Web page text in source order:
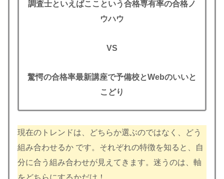
調査士といえばここという合格専有率の合格ノ
ウハウ
VS
驚愕の合格率最新講座で予備校とWebのいいと
こどり
現在のトレンドは、どちらか選ぶのではなく、どう
組み合わせるか です。それぞれの特徴を知ると、自
分に合う組み合わせが見えてきます。迷うのは、軸